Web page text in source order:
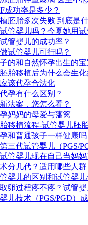
成功率是多少？
胚胎多次失败 到底是
管婴儿吗？今夏她用
管婴儿的成功率？
试管婴儿可行吗？
的和自然怀孕出生的宝
胎移植后为什么会生化
该代孕合法化
孕有什么区别？
法案，您怎么看？
妈妈的母爱与藩篱
移植流程-试管婴儿胚
和普通孩子一样健康吗
三代试管婴儿（PGS/
管婴儿现在自己当妈妈
分几代？适用哪些人群
婴儿的区别和试管婴
卵过程疼不疼？试管
儿技术（PGS/PGD）